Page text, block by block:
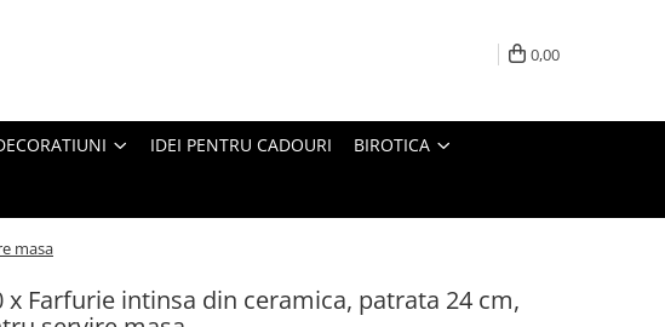
0,00
IDEI PENTRU CADOURI BIROTICA
masa
x Farfurie intinsa din ceramica, patrata 24 cm,